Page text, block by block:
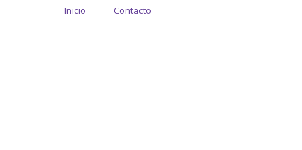
Inicio Contacto